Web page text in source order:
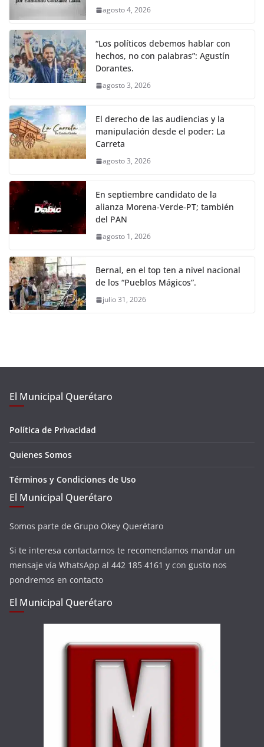
agosto 4, 2026
“Los políticos debemos hablar con
hechos, no con palabras”: Agustín
Dorantes.
agosto 3, 2026
El derecho de las audiencias y la
manipulación desde el poder: La
Carreta
agosto 3, 2026
En septiembre candidato de la
alianza Morena-Verde-PT; también
del PAN
agosto 1, 2026
Bernal, en el top ten a nivel nacional
de los “Pueblos Mágicos”.
julio 31, 2026
El Municipal Querétaro
Política de Privacidad
Quienes Somos
Términos y Condiciones de Uso
El Municipal Querétaro
Somos parte de Grupo Okey Querétaro
Si te interesa contactarnos te recomendamos mandar un
mensaje vía WhatsApp al 442 185 4161 y con gusto nos
pondremos en contacto
El Municipal Querétaro